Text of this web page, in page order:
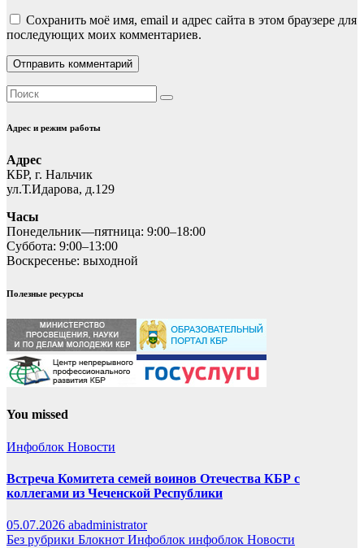
Сохранить моё имя, email и адрес сайта в этом браузере для
последующих моих комментариев.
Адрес и режим работы
Адрес
КБР, г. Нальчик
ул.Т.Идарова, д.129
Часы
Понедельник—пятница: 9:00–18:00
Суббота: 9:00–13:00
Воскресенье: выходной
Полезные ресурсы
You missed
Инфоблок Новости
Встреча Комитета семей воинов Отечества КБР с
коллегами из Чеченской Республики
05.07.2026 abadministrator
Без рубрики Блокнот Инфоблок инфоблок Новости